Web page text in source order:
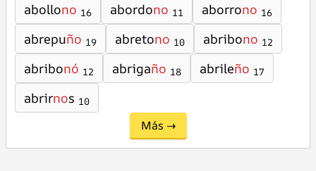
abollono 16 abordono 11 aborrono 16
abrepuño 19 abretono 10 abribono 12
abribonó 12 abrigaño 18 abrileño 17
abrirnos 10
Más →